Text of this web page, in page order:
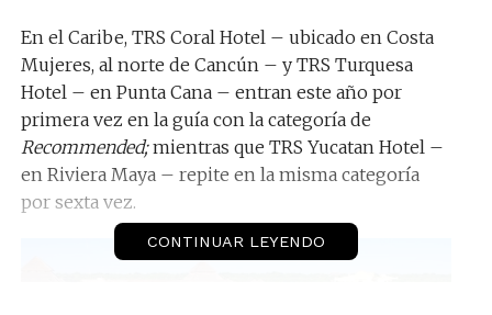
En el Caribe, TRS Coral Hotel – ubicado en Costa
Mujeres, al norte de Cancún – y TRS Turquesa
Hotel – en Punta Cana – entran este año por
primera vez en la guía con la categoría de
Recommended;mientras que TRS Yucatan Hotel –
en Riviera Maya – repite en la misma categoría
por sexta vez.
CONTINUAR LEYENDO